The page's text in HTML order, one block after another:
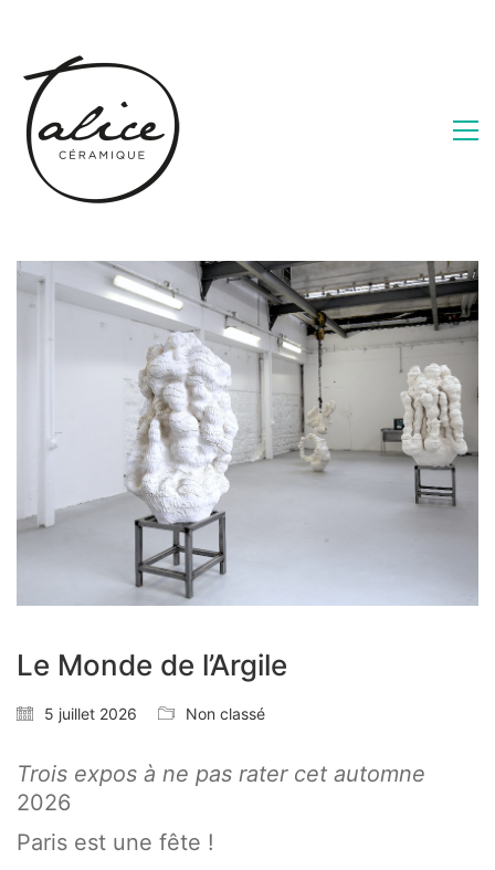
Le Monde de l’Argile
5 juillet 2026 Non classé
Trois expos à ne pas rater cet automne
2026
Paris est une fête !